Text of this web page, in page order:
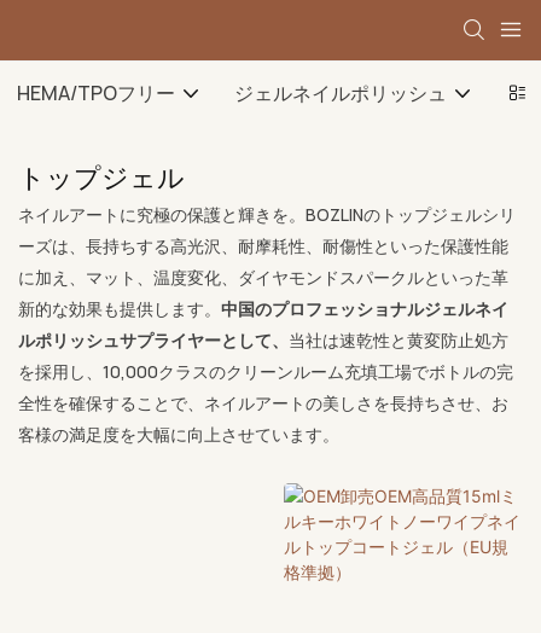
HEMA/TPOフリー ジェルネイルポリッシュ ベ
トップジェル
ネイルアートに究極の保護と輝きを。BOZLINのトップジェルシリ
ーズは、長持ちする高光沢、耐摩耗性、耐傷性といった保護性能
に加え、マット、温度変化、ダイヤモンドスパークルといった革
新的な効果も提供します。 中国のプロフェッショナルジェルネイ
ルポリッシュサプライヤーとして、 当社は速乾性と黄変防止処方
を採用し、10,000クラスのクリーンルーム充填工場でボトルの完
全性を確保することで、ネイルアートの美しさを長持ちさせ、お
客様の満足度を大幅に向上させています。